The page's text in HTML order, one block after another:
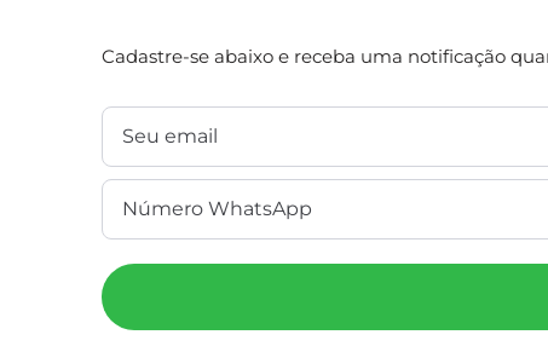
Cadastre-se abaixo e receba uma notificação